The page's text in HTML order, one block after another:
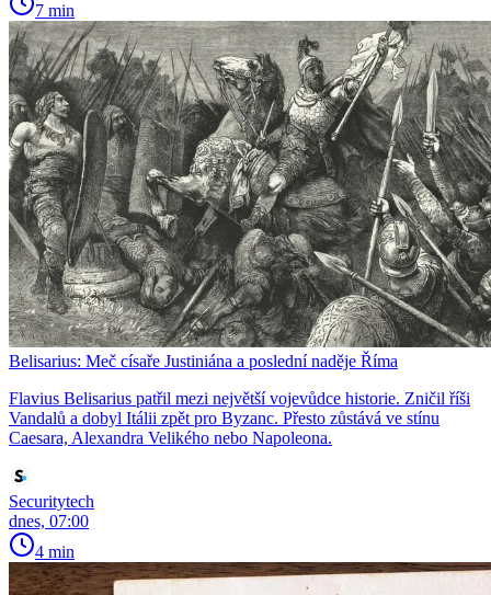
7 min
Belisarius: Meč císaře Justiniána a poslední naděje Říma
Flavius Belisarius patřil mezi největší vojevůdce historie. Zničil říši
Vandalů a dobyl Itálii zpět pro Byzanc. Přesto zůstává ve stínu
Caesara, Alexandra Velikého nebo Napoleona.
Securitytech
dnes, 07:00
4 min